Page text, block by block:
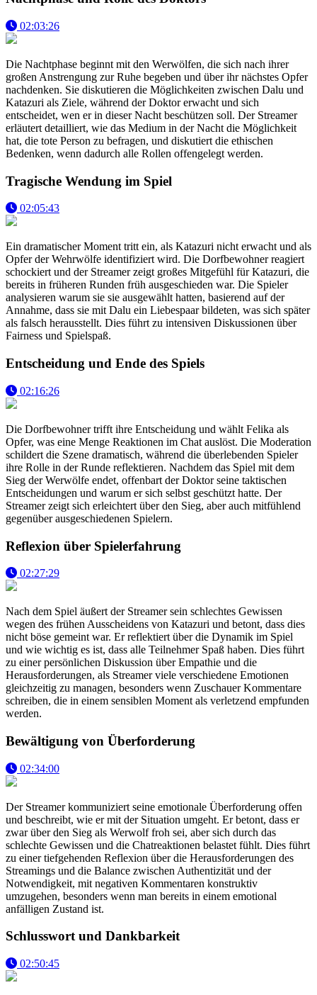
02:03:26
Die Nachtphase beginnt mit den Werwölfen, die sich nach ihrer
großen Anstrengung zur Ruhe begeben und über ihr nächstes Opfer
nachdenken. Sie diskutieren die Möglichkeiten zwischen Dalu und
Katazuri als Ziele, während der Doktor erwacht und sich
entscheidet, wen er in dieser Nacht beschützen soll. Der Streamer
erläutert detailliert, wie das Medium in der Nacht die Möglichkeit
hat, die tote Person zu befragen, und diskutiert die ethischen
Bedenken, wenn dadurch alle Rollen offengelegt werden.
Tragische Wendung im Spiel
02:05:43
Ein dramatischer Moment tritt ein, als Katazuri nicht erwacht und als
Opfer der Wehrwölfe identifiziert wird. Die Dorfbewohner reagiert
schockiert und der Streamer zeigt großes Mitgefühl für Katazuri, die
bereits in früheren Runden früh ausgeschieden war. Die Spieler
analysieren warum sie sie ausgewählt hatten, basierend auf der
Annahme, dass sie mit Dalu ein Liebespaar bildeten, was sich später
als falsch herausstellt. Dies führt zu intensiven Diskussionen über
Fairness und Spielspaß.
Entscheidung und Ende des Spiels
02:16:26
Die Dorfbewohner trifft ihre Entscheidung und wählt Felika als
Opfer, was eine Menge Reaktionen im Chat auslöst. Die Moderation
schildert die Szene dramatisch, während die überlebenden Spieler
ihre Rolle in der Runde reflektieren. Nachdem das Spiel mit dem
Sieg der Werwölfe endet, offenbart der Doktor seine taktischen
Entscheidungen und warum er sich selbst geschützt hatte. Der
Streamer zeigt sich erleichtert über den Sieg, aber auch mitfühlend
gegenüber ausgeschiedenen Spielern.
Reflexion über Spielerfahrung
02:27:29
Nach dem Spiel äußert der Streamer sein schlechtes Gewissen
wegen des frühen Ausscheidens von Katazuri und betont, dass dies
nicht böse gemeint war. Er reflektiert über die Dynamik im Spiel
und wie wichtig es ist, dass alle Teilnehmer Spaß haben. Dies führt
zu einer persönlichen Diskussion über Empathie und die
Herausforderungen, als Streamer viele verschiedene Emotionen
gleichzeitig zu managen, besonders wenn Zuschauer Kommentare
schreiben, die in einem sensiblen Moment als verletzend empfunden
werden.
Bewältigung von Überforderung
02:34:00
Der Streamer kommuniziert seine emotionale Überforderung offen
und beschreibt, wie er mit der Situation umgeht. Er betont, dass er
zwar über den Sieg als Werwolf froh sei, aber sich durch das
schlechte Gewissen und die Chatreaktionen belastet fühlt. Dies führt
zu einer tiefgehenden Reflexion über die Herausforderungen des
Streamings und die Balance zwischen Authentizität und der
Notwendigkeit, mit negativen Kommentaren konstruktiv
umzugehen, besonders wenn man bereits in einem emotional
anfälligen Zustand ist.
Schlusswort und Dankbarkeit
02:50:45